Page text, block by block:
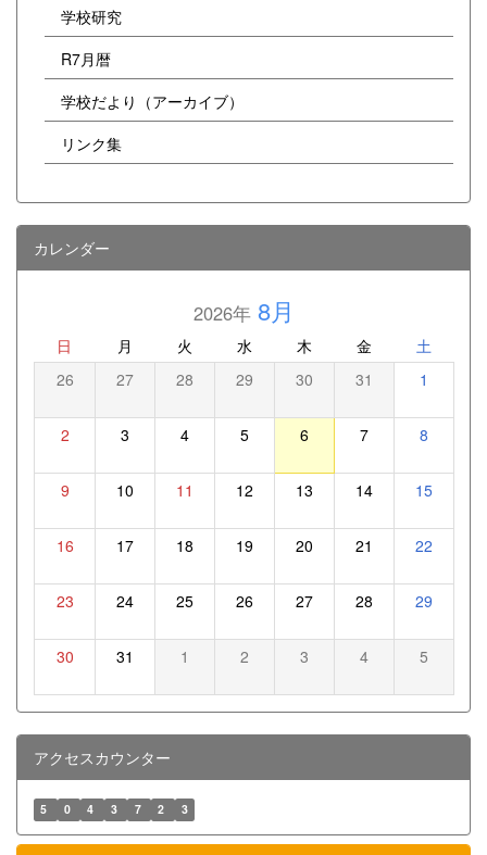
学校研究
R7月暦
学校だより（アーカイブ）
リンク集
カレンダー
2026年8月
日 月 火 水 木 金 土
26 27 28 29 30 31 1
2 3 4 5 6 7 8
9 10 11 12 13 14 15
16 17 18 19 20 21 22
23 24 25 26 27 28 29
30 31 1 2 3 4 5
アクセスカウンター
5 0 4 3 7 2 3